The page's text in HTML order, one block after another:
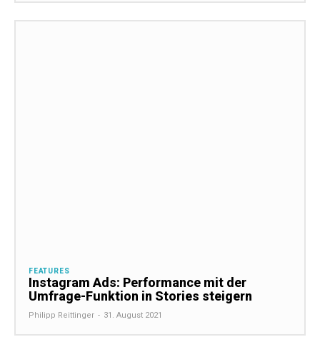
FEATURES
Instagram Ads: Performance mit der
Umfrage-Funktion in Stories steigern
Philipp Reittinger - 31. August 2021